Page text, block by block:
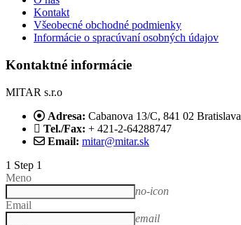
Kontakt
Všeobecné obchodné podmienky
Informácie o spracúvaní osobných údajov
Kontaktné informácie
MITAR s.r.o
Adresa: Cabanova 13/C, 841 02 Bratislava
Tel./Fax: + 421-2-64288747
Email: mitar@mitar.sk
1 Step 1
Meno
no-icon
Email
email